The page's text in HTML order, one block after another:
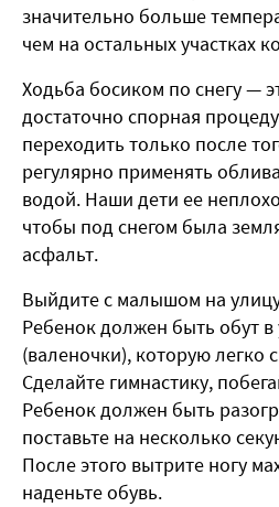
значительно больше
чем на остальных участках
Ходьба босиком по снегу —
достаточно спорная
переходить только после
регулярно применять
водой. Наши дети ее
чтобы под снегом была
асфальт.
Выйдите с малышом на
Ребенок должен быть обут
(валеночки), которую легко
Сделайте гимнастику,
Ребенок должен быть
поставьте на несколько
После этого вытрите ногу
наденьте обувь.